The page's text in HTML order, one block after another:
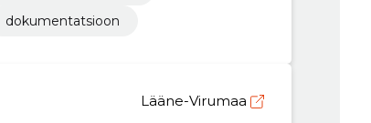
dokumentatsioon
Lääne-Virumaa